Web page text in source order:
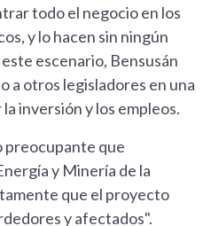
todo el negocio en los
y lo hacen sin ningún
escenario, Bensusán
a otros legisladores en una
inversión y los empleos.
preocupante que
y Minería de la
que el proyecto
y afectados".